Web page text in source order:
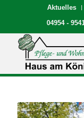
Aktuelles
04954 -